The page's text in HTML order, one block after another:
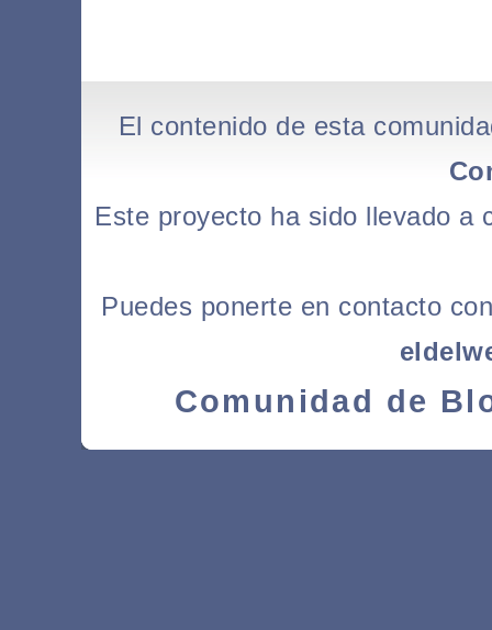
El contenido de esta
Este proyecto ha sido llevado
Puedes ponerte en contacto
Comunidad de